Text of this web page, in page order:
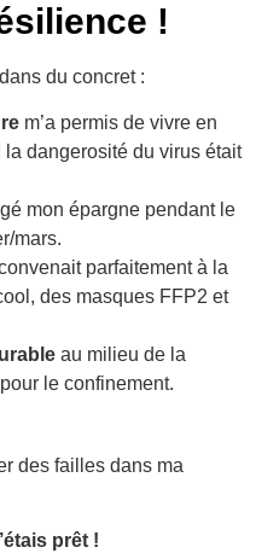
!
du concret :
m’a permis de vivre en
dangerosité du virus était
mon épargne pendant le
mars.
parfaitement à la
des masques FFP2 et
au milieu de la
le confinement.
des failles dans ma
prêt !